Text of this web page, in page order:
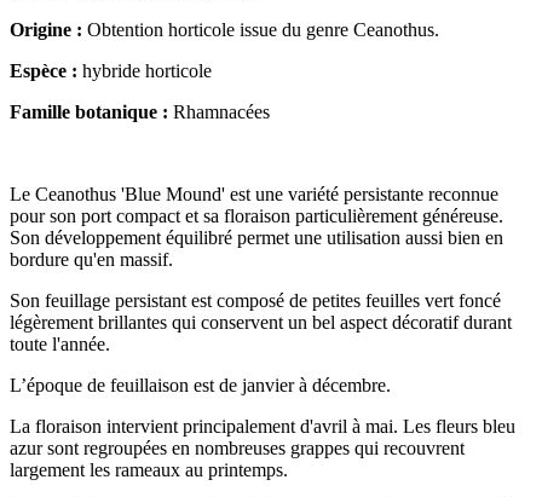
Origine : Obtention horticole issue du genre Ceanothus.
Espèce : hybride horticole
Famille botanique : Rhamnacées
Le Ceanothus 'Blue Mound' est une variété persistante reconnue
pour son port compact et sa floraison particulièrement généreuse.
Son développement équilibré permet une utilisation aussi bien en
bordure qu'en massif.
Son feuillage persistant est composé de petites feuilles vert foncé
légèrement brillantes qui conservent un bel aspect décoratif durant
toute l'année.
L’époque de feuillaison est de janvier à décembre.
La floraison intervient principalement d'avril à mai. Les fleurs bleu
azur sont regroupées en nombreuses grappes qui recouvrent
largement les rameaux au printemps.